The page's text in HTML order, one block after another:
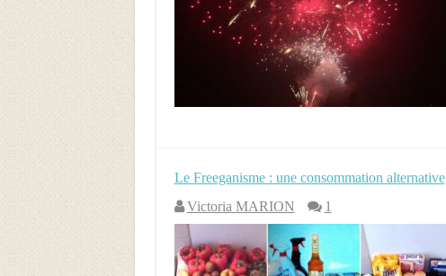
Le Freeganisme : une consommation alternative
Victoria MARION
1